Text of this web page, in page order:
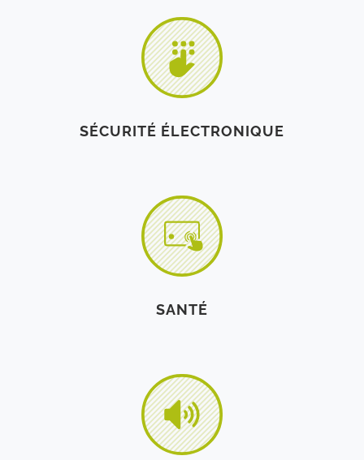
SÉCURITÉ ÉLECTRONIQUE
SANTÉ